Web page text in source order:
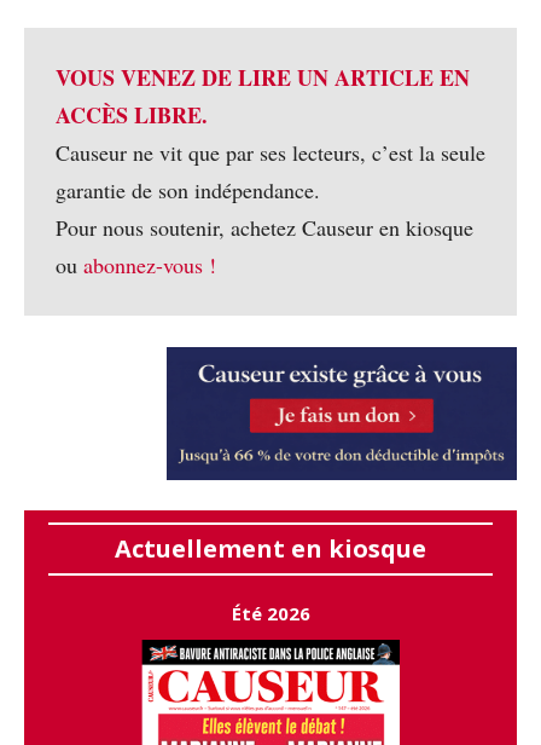
VOUS VENEZ DE LIRE UN ARTICLE EN
ACCÈS LIBRE.
Causeur ne vit que par ses lecteurs, c’est la seule
garantie de son indépendance.
Pour nous soutenir, achetez Causeur en kiosque
ou abonnez-vous !
Actuellement en kiosque
Été 2026